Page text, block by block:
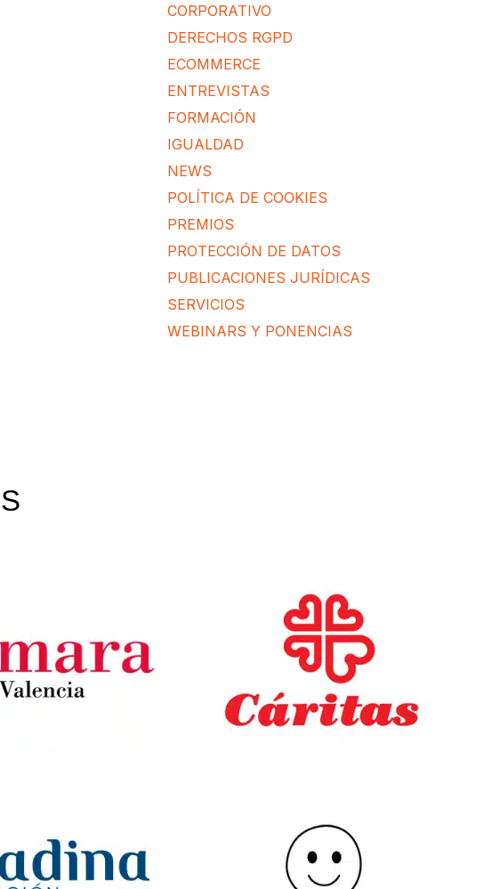
CORPORATIVO
DERECHOS RGPD
ECOMMERCE
ENTREVISTAS
FORMACIÓN
IGUALDAD
NEWS
POLÍTICA DE COOKIES
PREMIOS
PROTECCIÓN DE DATOS
PUBLICACIONES JURÍDICAS
SERVICIOS
WEBINARS Y PONENCIAS